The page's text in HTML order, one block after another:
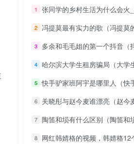
1 张同学的乡村生活为什么会火_张同学的乡村生
2 冯提莫最有实力的歌（冯提莫的实
3 多余和毛毛姐的第一个抖音（抖音多余和
4 哈尔滨大学生租房骗局（大学生
5 快手驴家班阿宇是哪里人（快手各大主播和职业
6 关晓彤与赵今麦谁漂亮（赵今麦关
7 陶笛和埙有什么区别（陶笛和
8 网红韩婧格的视频，韩婧格12个视频1分30秒